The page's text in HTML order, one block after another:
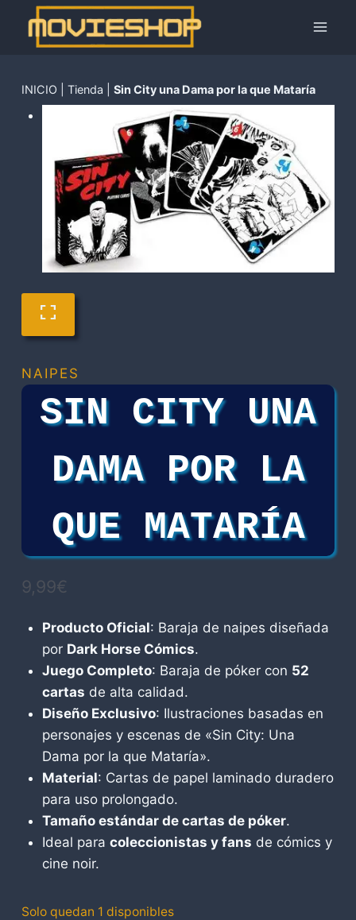
Saltar
contenido
INICIO Tienda Sin City una Dama por la que Mataría
NAIPES
SIN CITY UNA
DAMA POR LA
QUE MATARÍA
9,99€
Producto Oficial: Baraja de naipes diseñada
por Dark Horse Cómics.
Juego Completo: Baraja de póker con 52
cartas de alta calidad.
Diseño Exclusivo: Ilustraciones basadas en
personajes y escenas de «Sin City: Una
Dama por la que Mataría».
Material: Cartas de papel laminado duradero
para uso prolongado.
Tamaño estándar de cartas de póker.
Ideal para coleccionistas y fans de cómics y
cine noir.
Solo quedan 1 disponibles